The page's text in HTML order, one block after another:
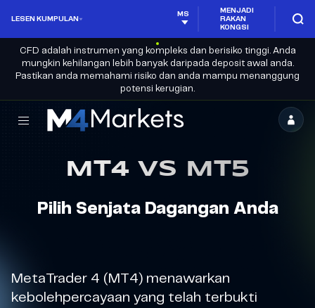
LESEN KUMPULAN
MS
MENJADI
RAKAN
KONGSI
CFD adalah instrumen yang kompleks dan berisiko tinggi. Anda
mungkin kehilangan lebih banyak daripada deposit awal anda.
Pastikan anda memahami risiko dan anda mampu menanggung
potensi kerugian.
M4Markets
Broker
CFD
MT4 VS MT5
Pilih Senjata Dagangan Anda
MetaTrader 4 (MT4) menawarkan
kebolehpercayaan yang telah terbukti